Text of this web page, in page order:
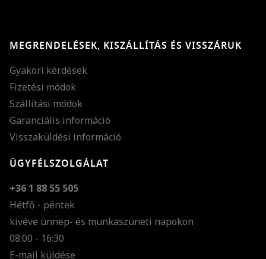
MEGRENDELÉSEK, KISZÁLLÍTÁS ÉS VISSZÁRUK
Gyakori kérdések
Fizetési módok
Szállítási módok
Garanciális információ
Visszaküldési információ
ÜGYFÉLSZOLGÁLAT
+36 1 88 55 505
Hétfő - péntek
kivéve ünnep- és munkaszüneti napokon
08:00 - 16:30
E-mail küldése